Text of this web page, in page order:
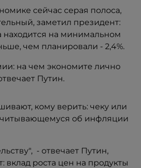
сейчас серая полоса,
заметил президент:
на минимальном
чем планировали - 2,4%.
на чем экономите лично
Путин.
кому верить: чеку или
об инфляции
- отвечает Путин,
вклад роста цен на продукты